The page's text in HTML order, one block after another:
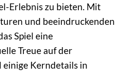
Erlebnis zu bieten. Mit
und beeindruckenden
Spiel eine
Treue auf der
einige Kerndetails in